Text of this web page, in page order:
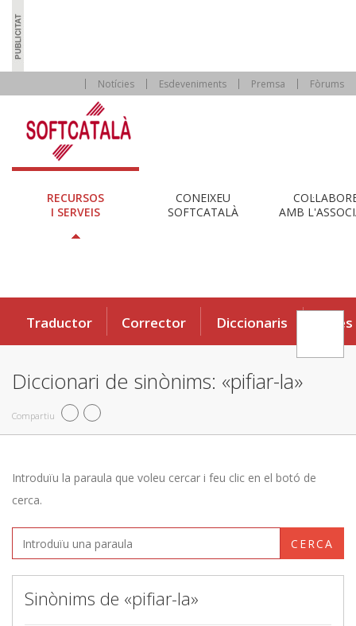
Notícies Esdeveniments Premsa Fòrums
RECURSOS
I SERVEIS
CONEIXEU
SOFTCATALÀ
AMB
Traductor Corrector Diccionaris Eines
Diccionari de sinònims: «pifiar-la»
Compartiu
Introduïu la paraula que voleu cercar i feu clic en el botó de
cerca.
CERCA
Sinònims de «pifiar-la»